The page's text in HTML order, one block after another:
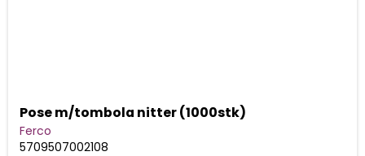
Pose m/tombola nitter (1000stk)
Ferco
5709507002108